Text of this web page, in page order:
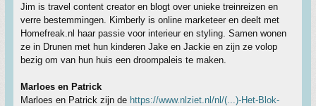
Jim is travel content creator en blogt over unieke treinreizen en
verre bestemmingen. Kimberly is online marketeer en deelt met
Homefreak.nl haar passie voor interieur en styling. Samen wonen
ze in Drunen met hun kinderen Jake en Jackie en zijn ze volop
bezig om van hun huis een droompaleis te maken.
Marloes en Patrick
Marloes en Patrick zijn de https://www.nlziet.nl/nl/(...)-Het-Blok-